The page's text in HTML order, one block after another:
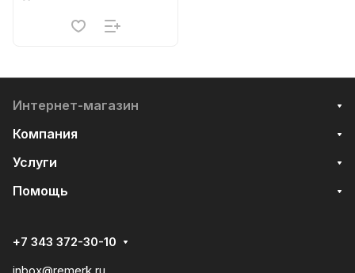
Интернет-магазин
Компания
Услуги
Помощь
+7 343 372-30-10